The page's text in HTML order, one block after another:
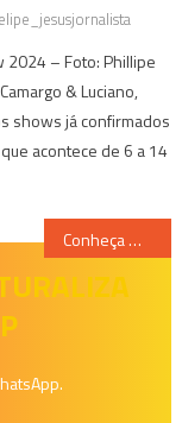
2024 – Foto: Phillipe
& Luciano,
shows já confirmados
acontece de 6 a 14
Conheça Oreosvaldo, o pássaro das sombras